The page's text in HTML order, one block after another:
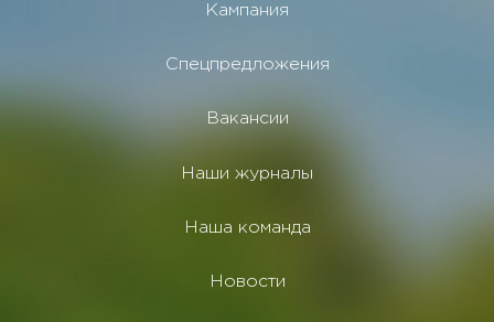
Кампания
Спецпредложения
Вакансии
Наши журналы
Наша команда
Новости